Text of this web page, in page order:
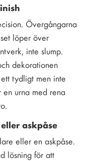
Övergångarna
löper över
inte slump.
dekorationen
tydligt men inte
urna med rena
askpåse
eller en askpåse.
lösning för att